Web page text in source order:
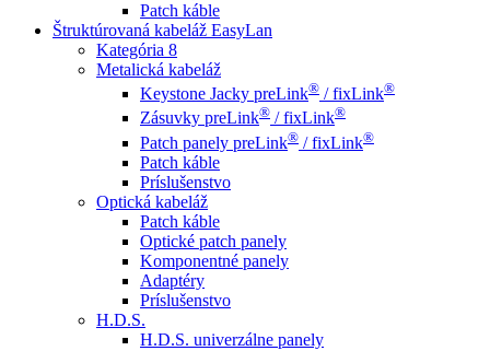
Patch káble
Štruktúrovaná kabeláž EasyLan
Kategória 8
Metalická kabeláž
Keystone Jacky preLink® / fixLink®
Zásuvky preLink® / fixLink®
Patch panely preLink® / fixLink®
Patch káble
Príslušenstvo
Optická kabeláž
Patch káble
Optické patch panely
Komponentné panely
Adaptéry
Príslušenstvo
H.D.S.
H.D.S. univerzálne panely